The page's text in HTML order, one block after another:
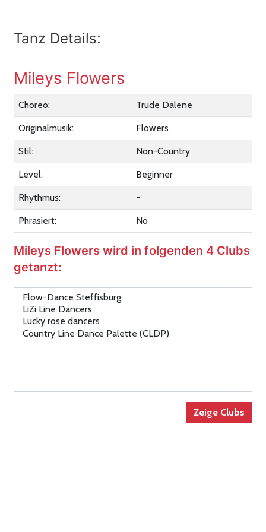
Tanz Details:
Mileys Flowers
Choreo: Trude Dalene
Originalmusik: Flowers
Stil: Non-Country
Level: Beginner
Rhythmus: -
Phrasiert: No
Mileys Flowers wird in folgenden 4 Clubs
getanzt: